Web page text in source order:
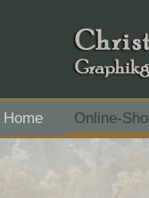
Home
Online-
Mitte - IBAN